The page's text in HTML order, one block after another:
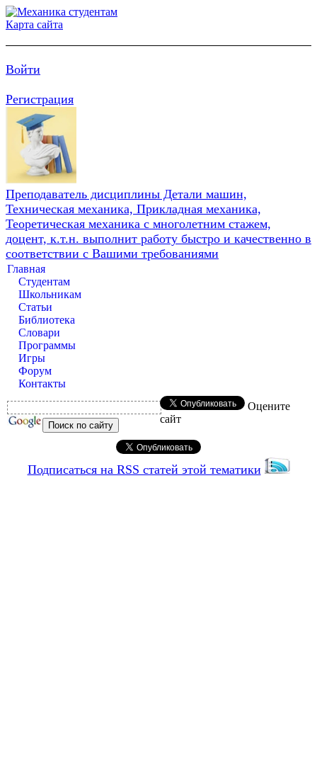
Карта сайта
Войти
Регистрация
Преподаватель дисциплины Детали машин,
Техническая механика, Прикладная механика,
Теоретическая механика с многолетним стажем,
доцент, к.т.н. выполнит работу быстро и качественно в
соответствии с Вашими требованиями
Главная
Студентам
Школьникам
Статьи
Библиотека
Словари
Программы
Игры
Форум
Контакты
Оцените
сайт
Подписаться на RSS статей этой тематики